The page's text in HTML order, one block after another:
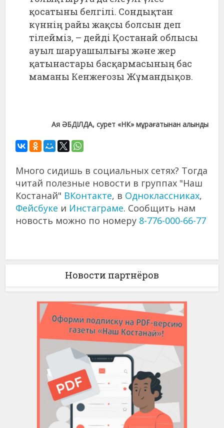
қосатыны белгілі. Сондықтан
күннің райы жақсы болсын деп
тілейміз, – дейді Қостанай облысы
ауыл шаруашылығы және жер
қатынастары басқармасының бас
маманы Кенжеғозы Жұмандықов.
Ая ӘБДІЛДА, сурет «НК» мұрағатынан алынды
Много сидишь в социальных сетях? Тогда
читай полезные новости в группах "Наш
Костанай" ВКонтакте, в Одноклассниках,
Фейсбуке и Инстаграме. Сообщить нам
новость можно по номеру 8-776-000-66-77
Новости партнёров